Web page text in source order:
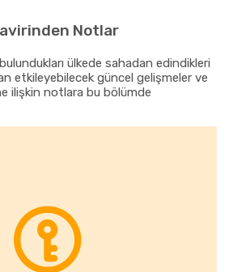
Notlar
ülkede sahadan edindikleri
etkileyebilecek güncel gelişmeler ve
ilişkin notlara bu bölümde